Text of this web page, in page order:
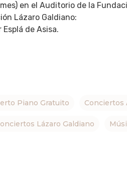
to close
en el Auditorio de la
Lázaro Galdiano:
de Asisa.
Piano Gratuito Conciertos
Lázaro Galdiano